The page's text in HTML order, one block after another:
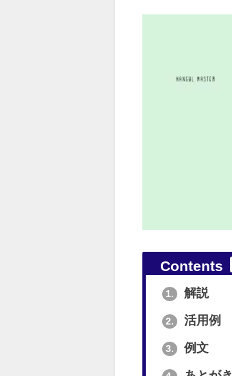
Contents
1. 解説
2. 活用例
3. 例文